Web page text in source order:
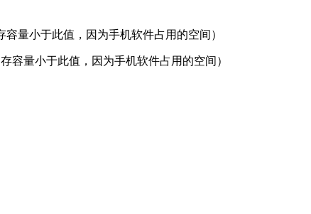
量小于此值，因为手机软件占用的空间）
容量小于此值，因为手机软件占用的空间）